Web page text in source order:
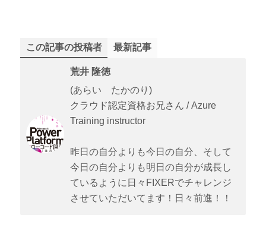
この記事の投稿者 最新記事
荒井 隆徳
(あらい たかのり)
クラウド認定資格お兄さん / Azure
Training instructor
昨日の自分よりも今日の自分、そして
今日の自分よりも明日の自分が成長し
ているように日々FIXERでチャレンジ
させていただいてます！日々前進！！